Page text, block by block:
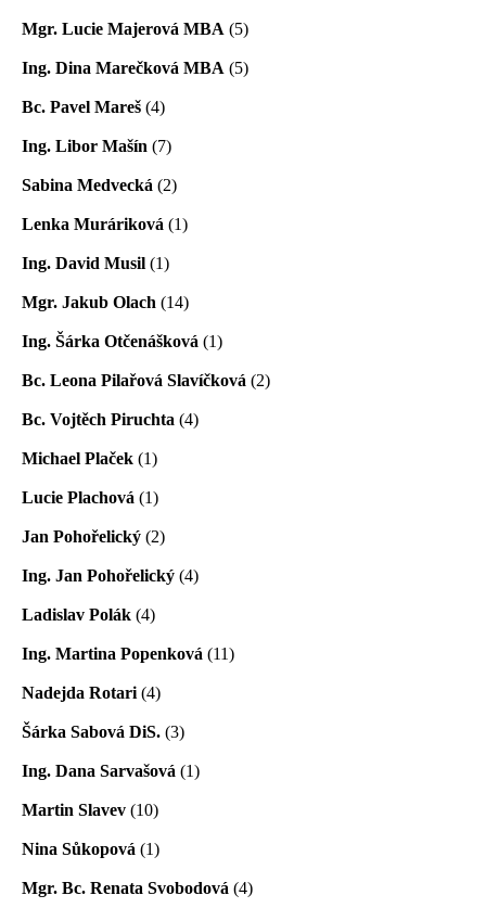
Mgr. Lucie Majerová MBA (5)
Ing. Dina Marečková MBA (5)
Bc. Pavel Mareš (4)
Ing. Libor Mašín (7)
Sabina Medvecká (2)
Lenka Muráriková (1)
Ing. David Musil (1)
Mgr. Jakub Olach (14)
Ing. Šárka Otčenášková (1)
Bc. Leona Pilařová Slavíčková (2)
Bc. Vojtěch Piruchta (4)
Michael Plaček (1)
Lucie Plachová (1)
Jan Pohořelický (2)
Ing. Jan Pohořelický (4)
Ladislav Polák (4)
Ing. Martina Popenková (11)
Nadejda Rotari (4)
Šárka Sabová DiS. (3)
Ing. Dana Sarvašová (1)
Martin Slavev (10)
Nina Sůkopová (1)
Mgr. Bc. Renata Svobodová (4)